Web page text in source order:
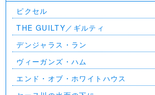
ピクセル
THE GUILTY／ギルティ
デンジャラス・ラン
ヴィーガンズ・ハム
エンド・オブ・ホワイトハウス